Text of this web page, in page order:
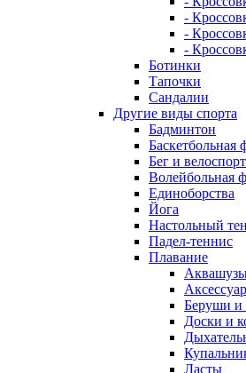
-
-
-
Ботинки
Тапочки
Сандалии
Другие виды спорта
Бадминтон
Баскетбольная
Бег и велоспорт
Волейбольная
Единоборства
Йога
Настольный
Падел-теннис
Плавание
Беруши и
Доски и
Ласты